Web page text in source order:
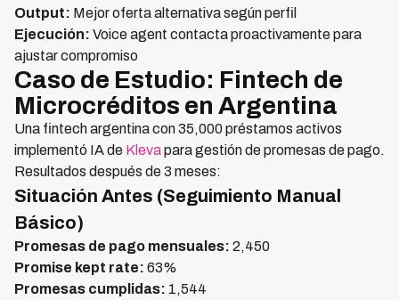
Output: Mejor oferta alternativa según perfil
Ejecución: Voice agent contacta proactivamente para
ajustar compromiso
Caso de Estudio: Fintech de
Microcréditos en Argentina
Una fintech argentina con 35,000 préstamos activos
implementó IA de Klevapara gestión de promesas de pago.
Resultados después de 3 meses:
Situación Antes (Seguimiento Manual
Básico)
Promesas de pago mensuales: 2,450
Promise kept rate: 63%
Promesas cumplidas: 1,544